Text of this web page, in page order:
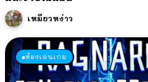
เหมียวหง่าว
ห้องเล่นเกม